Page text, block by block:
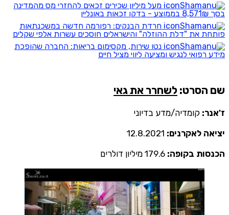
מעל מיליון שכירים זכאים להחזרי מס מהמדינה
בסך 8,571₪ בממוצע - בדקו זכאות באונליין
חרדת הבנקים: רפורמה חדשה במשכנתאות
פותחת את "דלת ההוזלה" והישראלים חוסכים עשרות אלפי שקלים
נטו שירות, מקסימום בריאות: החברה שהופכת
מידע רפואי לנגיש ומציעה ליווי מציל חיים
שם הסרט: לשחרר את גאי
ז'אנר: קומדיה/מדע בדיוני
יציאה לאקרנים: 12.8.2021
הכנסות בקופה: 179.6 מיליון דולרים